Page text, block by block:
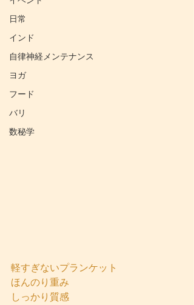
日常
インド
自律神経メンテナンス
ヨガ
フード
バリ
数秘学
軽すぎないプランケット
ほんのり重み
しっかり質感